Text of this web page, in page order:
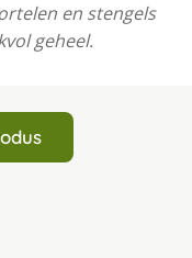
en stengels
geheel.